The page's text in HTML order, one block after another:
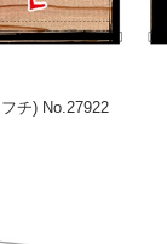
チ) No.27922